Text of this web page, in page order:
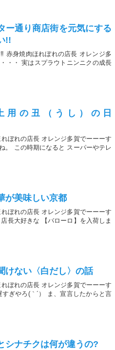
通り商店街を元気にする
!!
赤身焼肉ほれぼれの店長 オレンジ多
・・ 実はスプラウトニンニクの成長
の丑（うし）の日
ぼれの店長 オレンジ多賀でーーーす
。 この時期になると スーパーやテレ
美味しい京都
ぼれの店長 オレンジ多賀でーーーす
長大好きな 【バローロ】を入荷しま
ない〈白だし〉の話
ぼれの店長 オレンジ多賀でーーーす
ぎやろ(｀´） ま、宣言したからと言
ナチクは何が違うの?